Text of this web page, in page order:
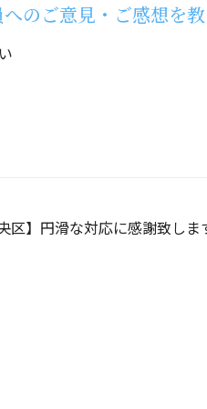
のご意見・ご感想を教
区】円滑な対応に感謝致しま